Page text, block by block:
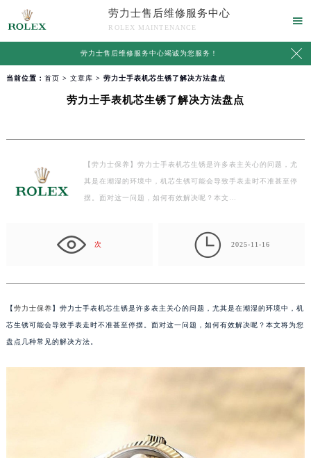
劳力士售后维修服务中心
ROLEX MAINTENANCE

劳力士售后维修服务中心竭诚为您服务！ 
当前位置： 首页 > 文章库 > 劳力士手表机芯生锈了解决方法盘点
劳力士手表机芯生锈了解决方法盘点
【劳力士保养】劳力士手表机芯生锈是许多表主关心的问题，尤
其是在潮湿的环境中，机芯生锈可能会导致手表走时不准甚至停
摆。面对这一问题，如何有效解决呢？本文…
次  2025-11-16
【劳力士保养】劳力士手表机芯生锈是许多表主关心的问题，尤其是在潮湿的环境中，机
芯生锈可能会导致手表走时不准甚至停摆。面对这一问题，如何有效解决呢？本文将为您
盘点几种常见的解决方法。